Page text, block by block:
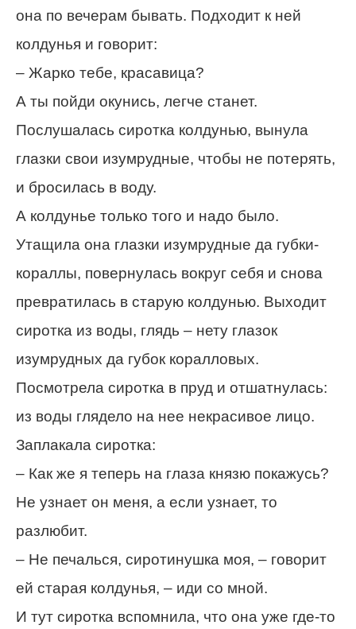
она по вечерам бывать. Подходит к ней
колдунья и говорит:
– Жарко тебе, красавица?
А ты пойди окунись, легче станет.
Послушалась сиротка колдунью, вынула
глазки свои изумрудные, чтобы не потерять,
и бросилась в воду.
А колдунье только того и надо было.
Утащила она глазки изумрудные да губки-
кораллы, повернулась вокруг себя и снова
превратилась в старую колдунью. Выходит
сиротка из воды, глядь – нету глазок
изумрудных да губок коралловых.
Посмотрела сиротка в пруд и отшатнулась:
из воды глядело на нее некрасивое лицо.
Заплакала сиротка:
– Как же я теперь на глаза князю покажусь?
Не узнает он меня, а если узнает, то
разлюбит.
– Не печалься, сиротинушка моя, – говорит
ей старая колдунья, – иди со мной.
И тут сиротка вспомнила, что она уже где-то